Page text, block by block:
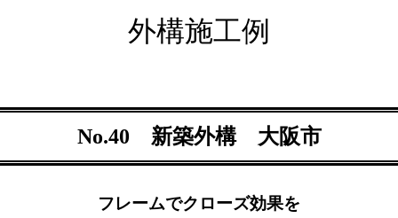
外構施工例
No.40 新築外構 大阪市
フレームでクローズ効果を